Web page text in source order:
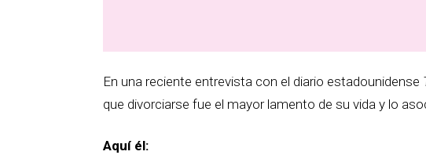
En una reciente entrevista con el diario estadounidense
que divorciarse fue el mayor lamento de su vida y lo
Aquí él: